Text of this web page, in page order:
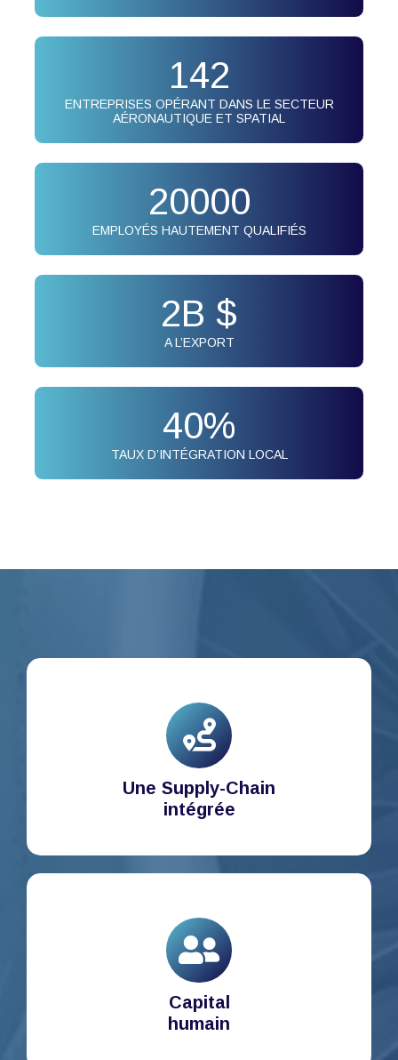
142
ENTREPRISES OPÉRANT DANS LE SECTEUR
AÉRONAUTIQUE ET SPATIAL
20000
EMPLOYÉS HAUTEMENT QUALIFIÉS
2B $
A L’EXPORT
40%
TAUX D’INTÉGRATION LOCAL
Une Supply-Chain
intégrée
Capital
humain